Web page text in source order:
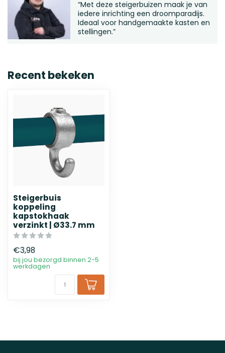
“Met deze steigerbuizen maak je van
iedere inrichting een droomparadijs.
Ideaal voor handgemaakte kasten en
stellingen.”
Recent bekeken
Steigerbuis
koppeling
kapstokhaak
verzinkt | Ø33.7 mm
€3,98
bij jou bezorgd binnen 2-5
werkdagen